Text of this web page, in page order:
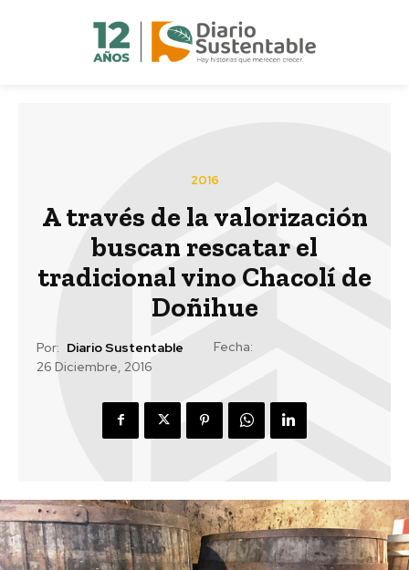
2016
A través de la valorización
buscan rescatar el
tradicional vino Chacolí de
Doñihue
Por: Diario Sustentable
Fecha:
26 Diciembre, 2016